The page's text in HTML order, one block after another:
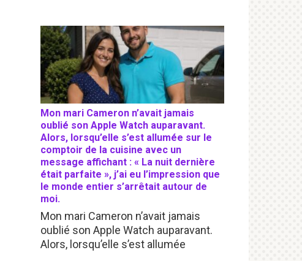
Mon mari Cameron n’avait jamais
oublié son Apple Watch auparavant.
Alors, lorsqu’elle s’est allumée sur le
comptoir de la cuisine avec un
message affichant : « La nuit dernière
était parfaite », j’ai eu l’impression que
le monde entier s’arrêtait autour de
moi.
Mon mari Cameron n’avait jamais
oublié son Apple Watch auparavant.
Alors, lorsqu’elle s’est allumée